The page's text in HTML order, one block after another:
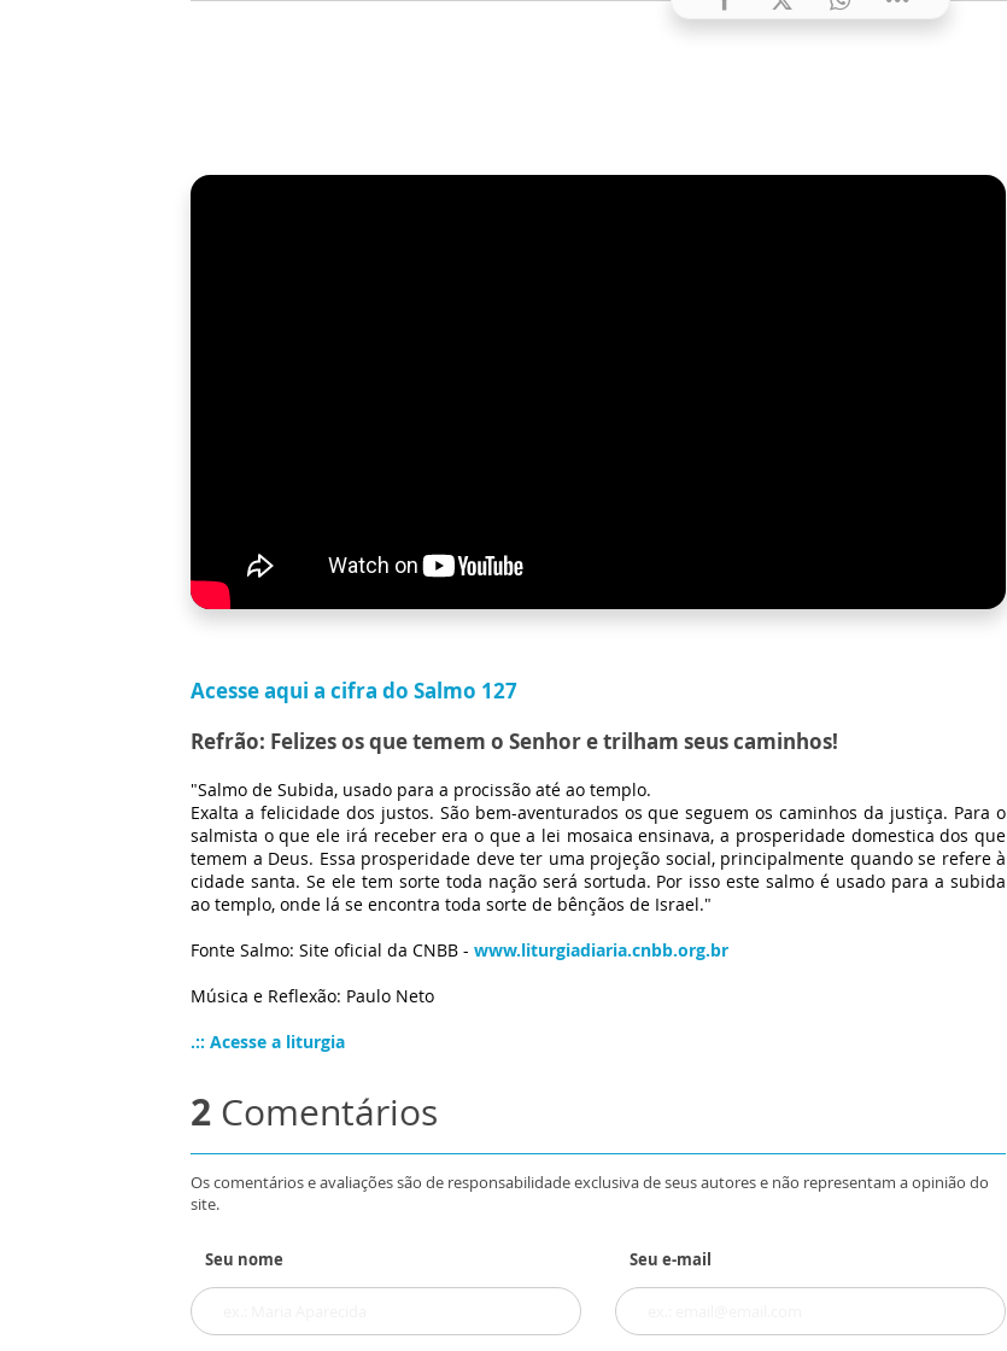
Acesse aqui a cifra do Salmo 127
Refrão: Felizes os que temem o Senhor e trilham seus caminhos!
"Salmo de Subida, usado para a procissão até ao templo.
Exalta a felicidade dos justos. São bem-aventurados os que seguem os caminhos da justiça. Para o
salmista o que ele irá receber era o que a lei mosaica ensinava, a prosperidade domestica dos que
temem a Deus. Essa prosperidade deve ter uma projeção social, principalmente quando se refere à
cidade santa. Se ele tem sorte toda nação será sortuda. Por isso este salmo é usado para a subida
ao templo, onde lá se encontra toda sorte de bênçãos de Israel."
Fonte Salmo: Site oficial da CNBB - www.liturgiadiaria.cnbb.org.br
Música e Reflexão: Paulo Neto
.:: Acesse a liturgia
2 Comentários
Os comentários e avaliações são de responsabilidade exclusiva de seus autores e não representam a opinião do
site.
Seu nome Seu e-mail